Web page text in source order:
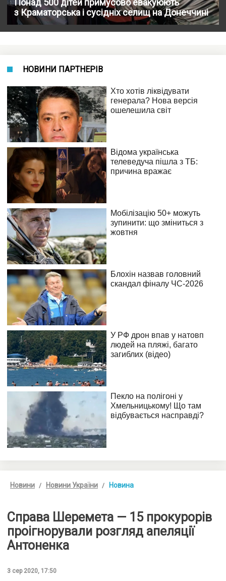
Понад 500 дітей примусово евакуюють
з Краматорська і сусідніх селищ на Донеччині
НОВИНИ ПАРТНЕРІВ
Новини Новини України Новина
Справа Шеремета — 15 прокурорів
проігнорували розгляд апеляції
Антоненка
3 сер 2020, 17:50